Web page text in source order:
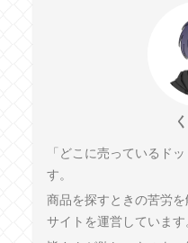
「どこに売っているド
す。
商品を探すときの苦労
サイトを運営しています